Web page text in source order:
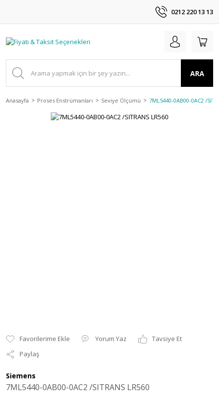
0212 220 13 13
ARA
Anasayfa Proses Enstrümanları Seviye Ölçümü 7ML5440-0AB00-0AC2 /
Yorum Yaz
Tavsiye Et
Paylaş
Siemens
7ML5440-0AB00-0AC2 /SITRANS LR560